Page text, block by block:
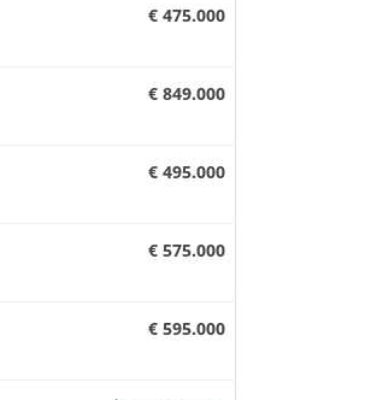
€ 475.000
€ 849.000
€ 495.000
€ 575.000
€ 595.000